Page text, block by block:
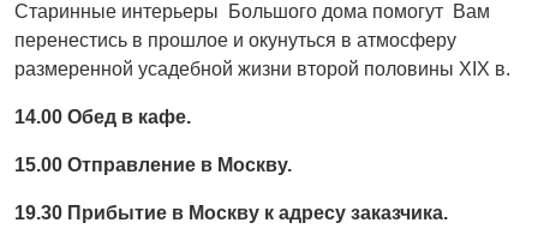
Старинные интерьеры Большого дома помогут Вам
перенестись в прошлое и окунуться в атмосферу
размеренной усадебной жизни второй половины XIX в.
14.00 Обед в кафе.
15.00 Отправление в Москву.
19.30 Прибытие в Москву к адресу заказчика.